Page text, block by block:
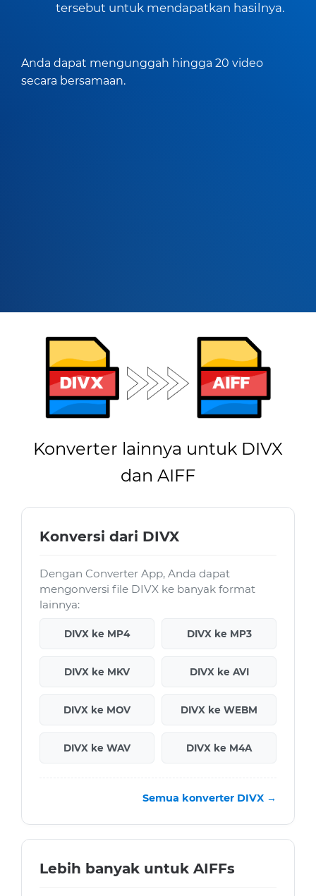
tersebut untuk mendapatkan hasilnya.
Anda dapat mengunggah hingga 20 video
secara bersamaan.
Konverter lainnya untuk DIVX
dan AIFF
Konversi dari DIVX
Dengan Converter App, Anda dapat
mengonversi file DIVX ke banyak format
lainnya:
DIVX ke MP4 DIVX ke MP3
DIVX ke MKV DIVX ke AVI
DIVX ke MOV DIVX ke WEBM
DIVX ke WAV DIVX ke M4A
Semua konverter DIVX →
Lebih banyak untuk AIFFs